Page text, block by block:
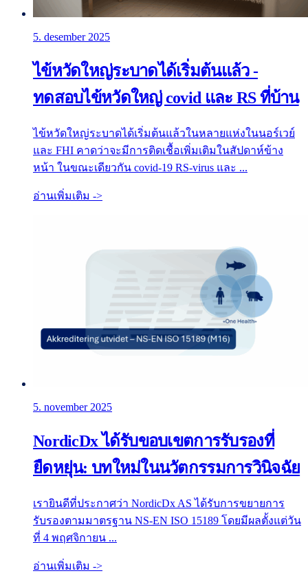
5. desember 2025
ไข้หวัดใหญ่ระบาดได้เริ่มต้นแล้ว -
ทดสอบไข้หวัดใหญ่ covid และ RS ที่บ้าน
ไข้หวัดใหญ่ระบาดได้เริ่มต้นแล้วในหลายแห่งในนอร์เวย์
และ FHI คาดว่าจะมีการติดเชื้อเพิ่มเติมในสัปดาห์ข้าง
หน้า ในขณะเดียวกัน covid-19 RS-virus และ ...
อ่านเพิ่มเติม ->
5. november 2025
NordicDx ได้รับขอบเขตการรับรองที่
ยืดหยุ่น: บทใหม่ในนวัตกรรมการวินิจฉัย
เรายินดีที่ประกาศว่า NordicDx AS ได้รับการขยายการ
รับรองตามมาตรฐาน NS-EN ISO 15189 โดยมีผลตั้งแต่วัน
ที่ 4 พฤศจิกายน ...
อ่านเพิ่มเติม ->